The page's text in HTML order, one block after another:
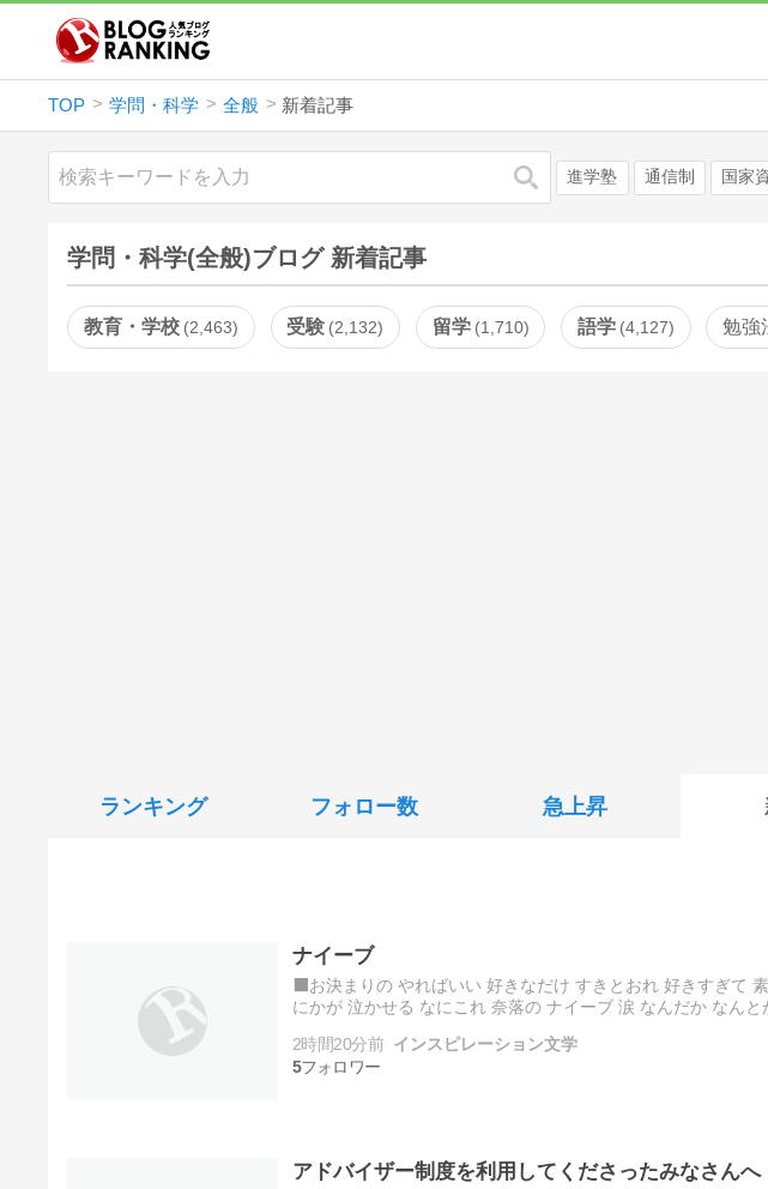
TOP 学問・科学 全般 新着記事
検索 進学塾 通信制 国家
学問・科学(全般)ブログ 新着記事
教育・学校 2,463 受験 2,132 留学 1,710 語学 4,127 勉強
ランキング フォロー数 急上昇
ナイーブ
⬛️お決まりの やればいい 好きなだけ すきとおれ 好きすぎて
にかが 泣かせる なにこれ 奈落の ナイーブ 涙 なんだか なんと
2時間20分前 インスピレーション文学
5
アドバイザー制度を利用してくださったみなさんへ